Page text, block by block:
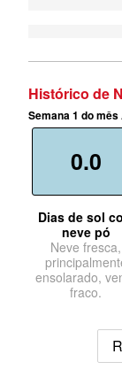
Histórico de
Semana 1 do
0.0
Dias de sol
neve pó
Neve fresca,
ensolarado,
fraco.